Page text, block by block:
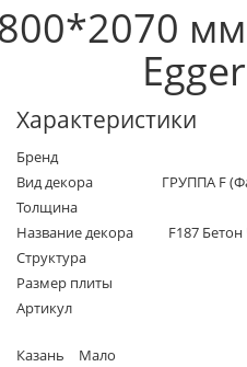
Egger
Характеристики
Бренд
Вид декора
ГРУППА F
Толщина
Название декора
F187
Структура
Размер плиты
Артикул
Казань
Мало